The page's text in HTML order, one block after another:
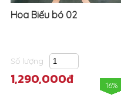
Hoa Biếu bó 02
Số lượng
1,290,000đ 16%